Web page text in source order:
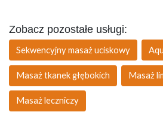
Zobacz pozostałe usługi:
Sekwencyjny masaż uciskowy
Masaż tkanek głębokich Masaż
Masaż leczniczy